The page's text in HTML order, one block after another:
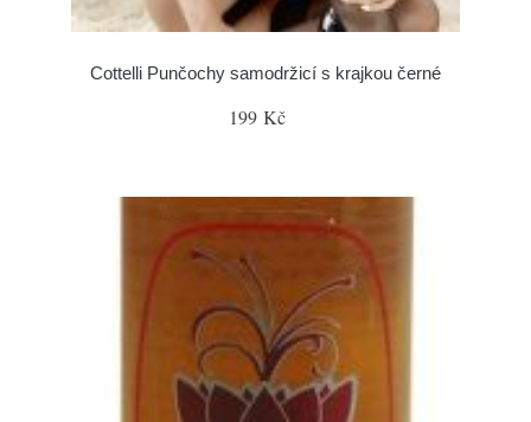
Cottelli Punčochy samodržicí s krajkou černé
199 Kč